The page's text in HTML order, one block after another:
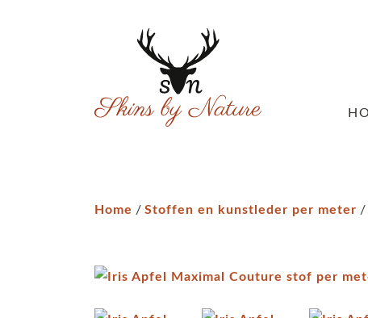
Home / Stoffen en kunstleder per meter /